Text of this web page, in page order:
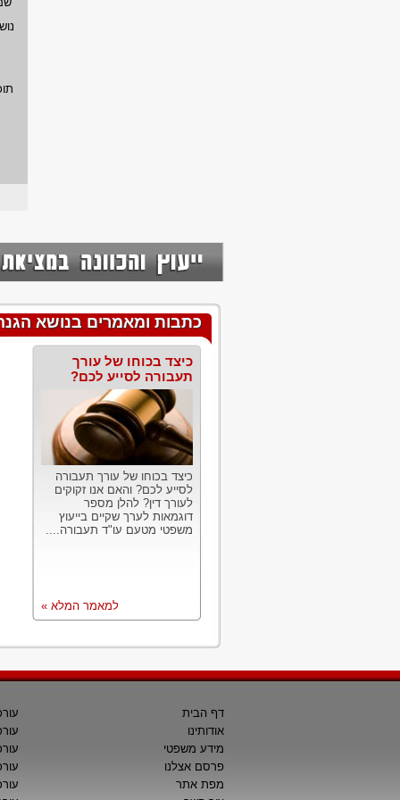
כתבות ומאמרים בנושא
כיצד בכוחו של עורך
תעבורה לסייע לכם?
כיצד בכוחו של עורך תעבורה
לסייע לכם? והאם אנו זקוקים
לעורך דין? להלן מספר
דוגמאות לערך שקיים בייעוץ
משפטי מטעם עו"ד תעבורה....
למאמר המלא »
דף הבית
אודותינו
מידע משפטי
פרסם אצלנו
מפת אתר